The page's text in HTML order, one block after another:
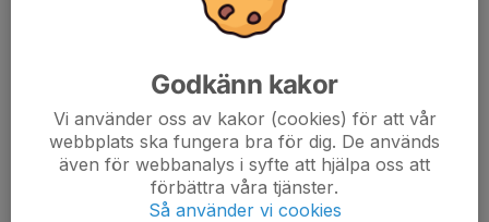
Godkänn kakor
Vi använder oss av kakor (cookies) för att vår
webbplats ska fungera bra för dig. De används
även för webbanalys i syfte att hjälpa oss att
förbättra våra tjänster.
Så använder vi cookies